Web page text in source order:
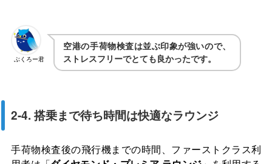
ぶくろー君
空港の手荷物検査は並ぶ印象が強いので、
ストレスフリーでとても良かったです。
2-4. 搭乗まで待ち時間は快適なラウンジ
手荷物検査後の飛行機までの時間、ファーストクラス利